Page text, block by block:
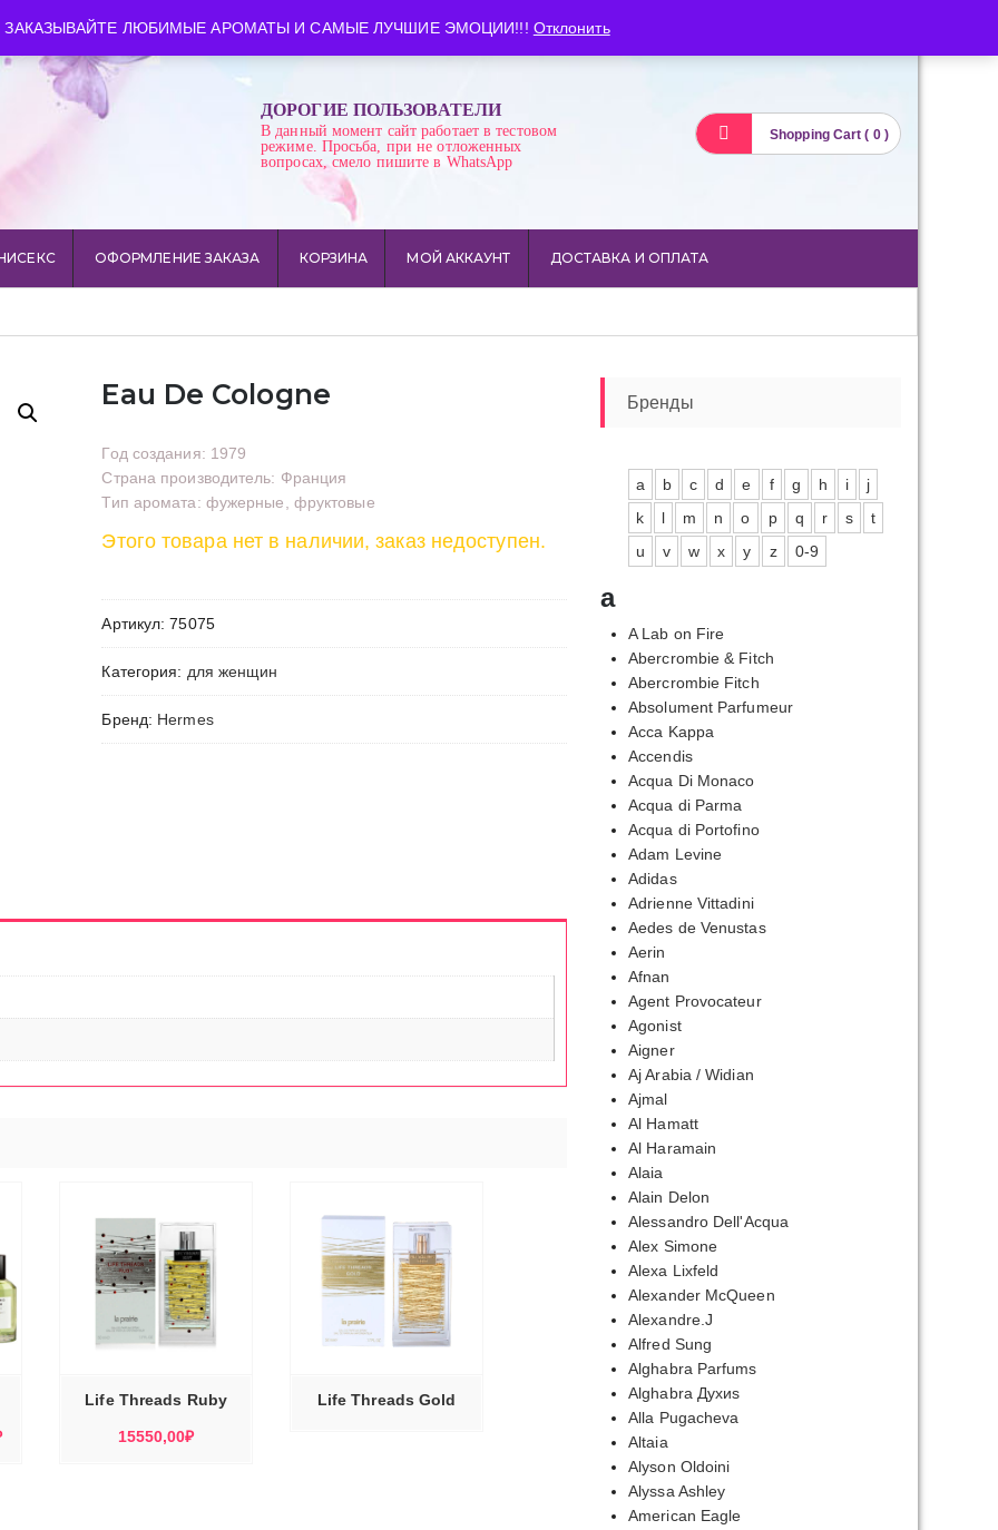
ЗАКАЗЫВАЙТЕ ЛЮБИМЫЕ АРОМАТЫ И САМЫЕ ЛУЧШИЕ ЭМОЦИИ!!! Отклонить
Время работы: пн-сб 10:00-21:00
ДОРОГИЕ ПОЛЬЗОВАТЕЛИ
В данный момент сайт работает в тестовом
режиме. Просьба, при не отложенных
вопросах, смело пишите в WhatsApp
Shopping Cart ( 0 )
ОФОРМЛЕНИЕ ЗАКАЗА КОРЗИНА МОЙ АККАУНТ ДОСТАВКА И ОПЛАТА
Eau De Cologne
Год создания: 1979
Страна производитель: Франция
Тип аромата: фужерные, фруктовые
Этого товара нет в наличии, заказ недоступен.
Артикул:75075
Категория: для женщин
Бренд: Hermes
Диапазон
ЭТОТ
ТОВАР
ИМЕЕТ
МОЖНО
ВЫБРАТЬ
СТРАНИЦЕ
ТОВАРА.
Life Threads Ruby
15550,00₽
Life Threads Gold
Бренды
a b c d e f g h i
j
k
l m n o p q r s
t
u
v w x y z 0-9
a
A Lab on Fire
Abercrombie & Fitch
Abercrombie Fitch
Absolument Parfumeur
Acca Kappa
Accendis
Acqua Di Monaco
Acqua di Parma
Acqua di Portofino
Adam Levine
Adidas
Adrienne Vittadini
Aedes de Venustas
Aerin
Afnan
Agent Provocateur
Agonist
Aigner
Aj Arabia / Widian
Ajmal
Al Hamatt
Al Haramain
Alaia
Alain Delon
Alessandro Dell'Acqua
Alex Simone
Alexa Lixfeld
Alexander McQueen
Alexandre.J
Alfred Sung
Alghabra Parfums
Alghabra Духиs
Alla Pugacheva
Altaia
Alyson Oldoini
Alyssa Ashley
American Eagle